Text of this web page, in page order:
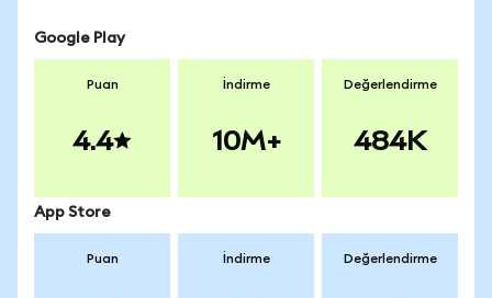
Google Play
Puan
4.4
İndirme
10M+
Değerlendirme
484K
App Store
Puan İndirme Değerlendirme